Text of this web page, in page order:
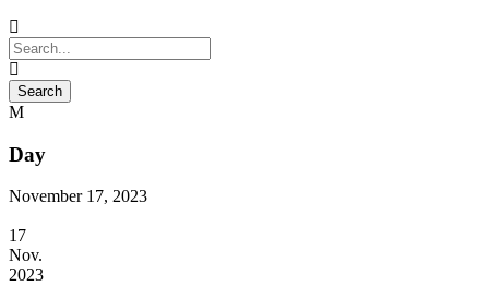
Day
November 17, 2023
17
Nov.
2023